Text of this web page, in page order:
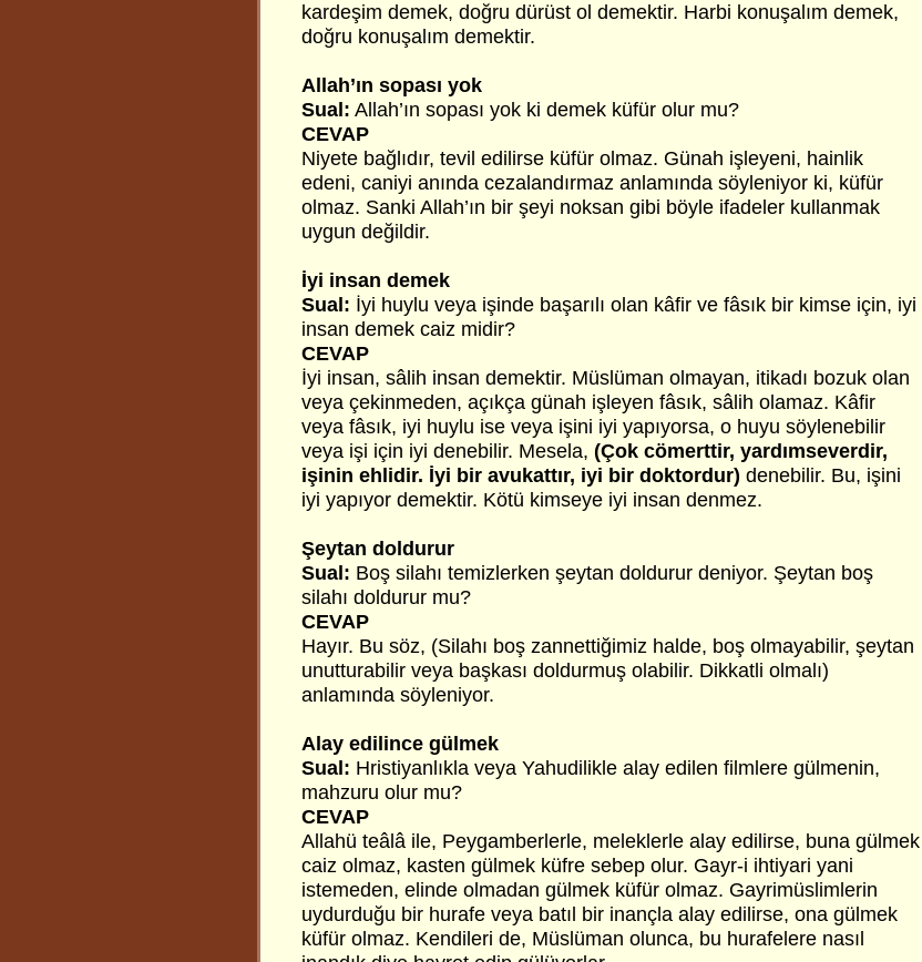
kardeşim demek, doğru dürüst ol demektir. Harbi konuşalım demek,
doğru konuşalım demektir.
Allah’ın sopası yok
Sual: Allah’ın sopası yok ki demek küfür olur mu?
CEVAP
Niyete bağlıdır, tevil edilirse küfür olmaz. Günah işleyeni, hainlik
edeni, caniyi anında cezalandırmaz anlamında söyleniyor ki, küfür
olmaz. Sanki Allah’ın bir şeyi noksan gibi böyle ifadeler kullanmak
uygun değildir.
İyi insan demek
Sual: İyi huylu veya işinde başarılı olan kâfir ve fâsık bir kimse için, iyi
insan demek caiz midir?
CEVAP
İyi insan, sâlih insan demektir. Müslüman olmayan, itikadı bozuk olan
veya çekinmeden, açıkça günah işleyen fâsık, sâlih olamaz. Kâfir
veya fâsık, iyi huylu ise veya işini iyi yapıyorsa, o huyu söylenebilir
veya işi için iyi denebilir. Mesela, (Çok cömerttir, yardımseverdir,
işinin ehlidir. İyi bir avukattır, iyi bir doktordur) denebilir. Bu, işini
iyi yapıyor demektir. Kötü kimseye iyi insan denmez.
Şeytan doldurur
Sual: Boş silahı temizlerken şeytan doldurur deniyor. Şeytan boş
silahı doldurur mu?
CEVAP
Hayır. Bu söz, (Silahı boş zannettiğimiz halde, boş olmayabilir, şeytan
unutturabilir veya başkası doldurmuş olabilir. Dikkatli olmalı)
anlamında söyleniyor.
Alay edilince gülmek
Sual: Hristiyanlıkla veya Yahudilikle alay edilen filmlere gülmenin,
mahzuru olur mu?
CEVAP
Allahü teâlâ ile, Peygamberlerle, meleklerle alay edilirse, buna gülmek
caiz olmaz, kasten gülmek küfre sebep olur. Gayr-i ihtiyari yani
istemeden, elinde olmadan gülmek küfür olmaz. Gayrimüslimlerin
uydurduğu bir hurafe veya batıl bir inançla alay edilirse, ona gülmek
küfür olmaz. Kendileri de, Müslüman olunca, bu hurafelere nasıl